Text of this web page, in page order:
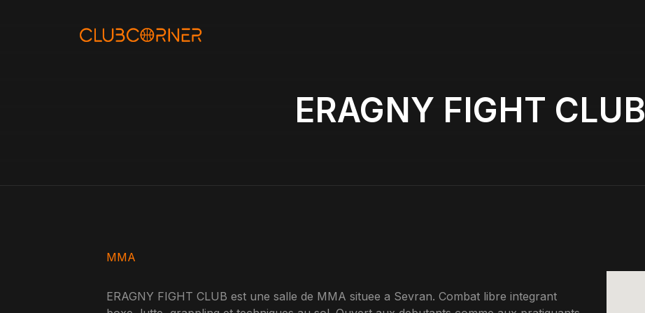
ERAGNY FIGHT CLUB
MMA
ERAGNY FIGHT CLUB est une salle de MMA situee a Sevran. Combat libre integrant